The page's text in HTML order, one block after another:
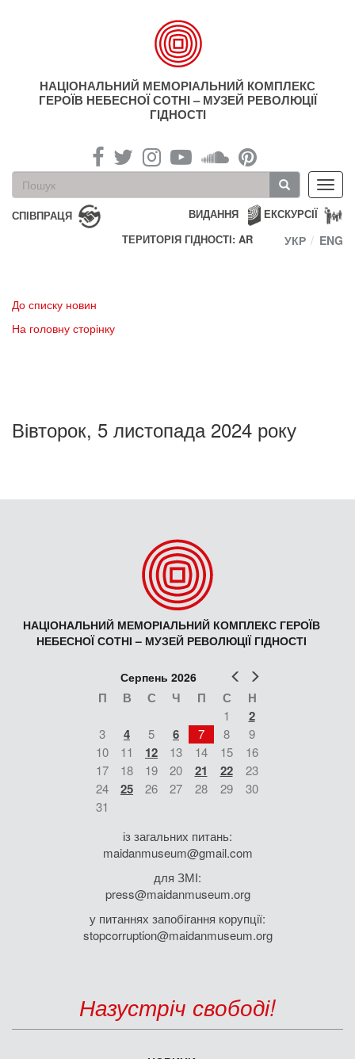
НАЦІОНАЛЬНИЙ МЕМОРІАЛЬНИЙ КОМПЛЕКС
ГЕРОЇВ НЕБЕСНОЇ СОТНІ – МУЗЕЙ РЕВОЛЮЦІЇ
ГІДНОСТІ
Пошукова
форма
Пошук
СПІВПРАЦЯ ЕКСКУРСІЇ
ВИДАННЯ
ТЕРИТОРІЯ ГІДНОСТІ: AR
УКР ENG
До списку новин
На головну сторінку
Вівторок, 5 листопада 2024 року
НАЦІОНАЛЬНИЙ МЕМОРІАЛЬНИЙ КОМПЛЕКС ГЕРОЇВ
НЕБЕСНОЇ СОТНІ – МУЗЕЙ РЕВОЛЮЦІЇ ГІДНОСТІ
Попер
Серпень 2026
П В С Ч П С Н
1 2
3 4 5 6 7 8
9
10
11 12 13 14 15
16
17
18 19 20 21 22
23
24
25 26 27 28 29
30
31
із загальних питань:
maidanmuseum@gmail.com
для ЗМІ:
press@maidanmuseum.org
у питаннях запобігання корупції:
stopcorruption@maidanmuseum.org
Назустріч свободі!